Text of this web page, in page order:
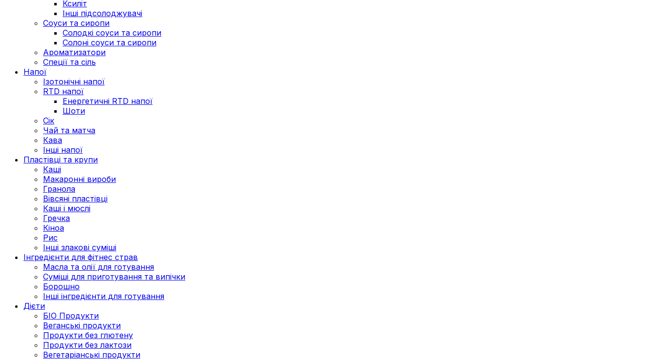
Ксиліт
Інші підсолоджувачі
Соуси та сиропи
Солодкі соуси та сиропи
Солоні соуси та сиропи
Ароматизатори
Спеції та сіль
Напої
Ізотонічні напої
RTD напої
Енергетичні RTD напої
Шоти
Сік
Чай та матча
Кава
Інші напої
Пластівці та крупи
Каші
Макаронні вироби
Гранола
Вівсяні пластівці
Каші і мюслі
Гречка
Кіноа
Рис
Інші злакові суміші
Інгредієнти для фітнес страв
Масла та олії для готування
Суміші для приготування та випічки
Борошно
Інші інгредієнти для готування
Дієти
БІО Продукти
Веганські продукти
Продукти без глютену
Продукти без лактози
Вегетаріанські продукти